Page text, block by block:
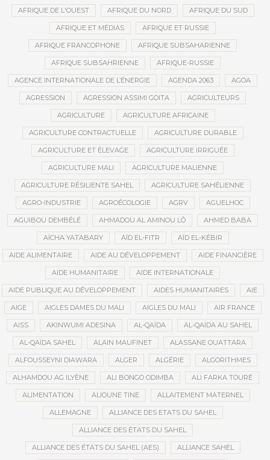
AFRIQUE DE L'OUEST AFRIQUE DU NORD AFRIQUE DU SUD
AFRIQUE ET MÉDIAS AFRIQUE ET RUSSIE
AFRIQUE FRANCOPHONE AFRIQUE SUBSAHARIENNE
AFRIQUE SUBSAHRIENNE AFRIQUE-RUSSIE
AGENCE INTERNATIONALE DE L’ÉNERGIE AGENDA 2063 AGOA
AGRESSION AGRESSION ASSIMI GOITA AGRICULTEURS
AGRICULTURE AGRICULTURE AFRICAINE
AGRICULTURE CONTRACTUELLE AGRICULTURE DURABLE
AGRICULTURE ET ÉLEVAGE AGRICULTURE IRRIGUÉE
AGRICULTURE MALI AGRICULTURE MALIENNE
AGRICULTURE RÉSILIENTE SAHEL AGRICULTURE SAHÉLIENNE
AGRO-INDUSTRIE AGROÉCOLOGIE AGRV AGUELHOC
AGUIBOU DEMBÉLÉ AHMADOU AL AMINOU LÔ AHMED BABA
AÏCHA YATABARY AÏD EL-FITR AÏD EL-KÉBIR
AIDE ALIMENTAIRE AIDE AU DÉVELOPPEMENT AIDE FINANCIÈRE
AIDE HUMANITAIRE AIDE INTERNATIONALE
AIDE PUBLIQUE AU DÉVELOPPEMENT AIDES HUMANITAIRES AIE
AIGE AIGLES DAMES DU MALI AIGLES DU MALI AIR FRANCE
AISS AKINWUMI ADESINA AL-QAÏDA AL-QAÏDA AU SAHEL
AL-QAÏDA SAHEL ALAIN MAUFINET ALASSANE OUATTARA
ALFOUSSEYNI DIAWARA ALGER ALGÉRIE ALGORITHMES
ALHAMDOU AG ILYÈNE ALI BONGO ODIMBA ALI FARKA TOURÉ
ALIMENTATION ALIOUNE TINE ALLAITEMENT MATERNEL
ALLEMAGNE ALLIANCE DES ETATS DU SAHEL
ALLIANCE DES ÉTATS DU SAHEL
ALLIANCE DES ÉTATS DU SAHEL (AES) ALLIANCE SAHEL